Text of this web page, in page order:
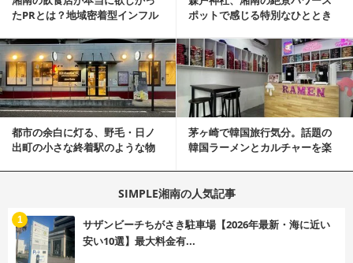
たPRとは？地域密着型インフル
ポットで感じる特別なひととき
都市の余白に灯る、野毛・日ノ
出町の小さな終着駅のような物
茅ヶ崎で韓国旅行気分。話題の
韓国ラーメンとカルチャーを楽
記事を読む
SIMPLE湘南の人気記事
サザンビーチちがさき駐車場【2026年最新・海に近い
安い10選】最大料金有...
1